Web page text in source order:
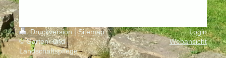
Druckversion | Sitemap
© Garten- und
Landschaftspflege
Login
Webansicht